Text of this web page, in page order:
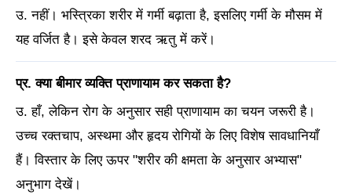
उ. नहीं। भस्त्रिका शरीर में गर्मी बढ़ाता है, इसलिए गर्मी के मौसम में
यह वर्जित है। इसे केवल शरद ऋतु में करें।
प्र. क्या बीमार व्यक्ति प्राणायाम कर सकता है?
उ. हाँ, लेकिन रोग के अनुसार सही प्राणायाम का चयन जरूरी है।
उच्च रक्तचाप, अस्थमा और हृदय रोगियों के लिए विशेष सावधानियाँ
हैं। विस्तार के लिए ऊपर "शरीर की क्षमता के अनुसार अभ्यास"
अनुभाग देखें।